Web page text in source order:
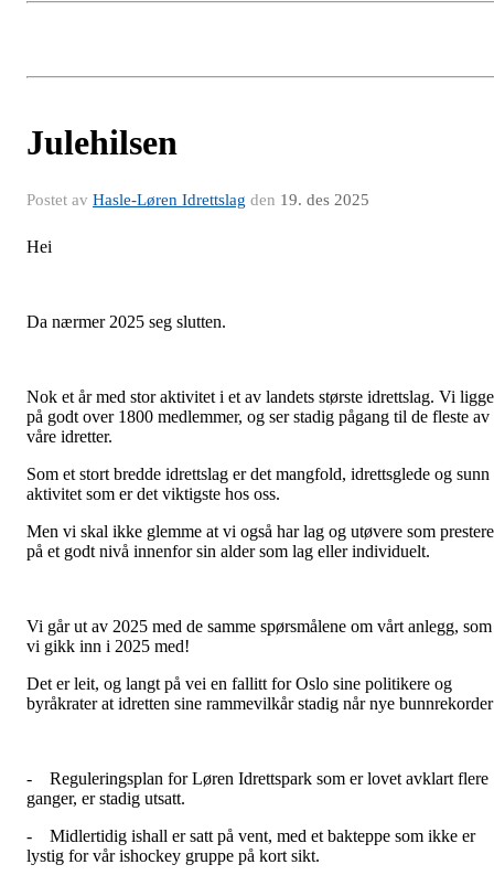
Julehilsen
Postet av Hasle-Løren Idrettslag den 19. des 2025
Hei
Da nærmer 2025 seg slutten.
Nok et år med stor aktivitet i et av landets største idrettslag. Vi
på godt over 1800 medlemmer, og ser stadig pågang til de fleste av
våre idretter.
Som et stort bredde idrettslag er det mangfold, idrettsglede og sunn
aktivitet som er det viktigste hos oss.
Men vi skal ikke glemme at vi også har lag og utøvere som
på et godt nivå innenfor sin alder som lag eller individuelt.
Vi går ut av 2025 med de samme spørsmålene om vårt anlegg, som
vi gikk inn i 2025 med!
Det er leit, og langt på vei en fallitt for Oslo sine politikere og
byråkrater at idretten sine rammevilkår stadig når nye
- Reguleringsplan for Løren Idrettspark som er lovet avklart flere
ganger, er stadig utsatt.
- Midlertidig ishall er satt på vent, med et bakteppe som ikke er
lystig for vår ishockey gruppe på kort sikt.